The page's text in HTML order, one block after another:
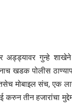
अड्ड्यावर गुन्हे
खडक पोलीस
मोबाइल संच, एक
तीन हजारांचा